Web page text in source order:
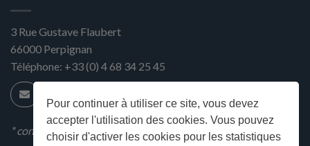
Pour continuer à utiliser ce site, vous devez
accepter l'utilisation des cookies. Vous pouvez
choisir d'activer les cookies pour les statistiques
3 Rue Gustave Flaubert
66000 Perpignan
Téléphone: +33 (0) 4 68 34 25 45
* condition en magasin